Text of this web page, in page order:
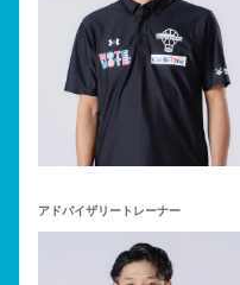
アドバイザリートレーナー